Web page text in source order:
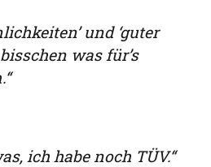
und ‘guter
was für’s
ich habe noch TÜV.“